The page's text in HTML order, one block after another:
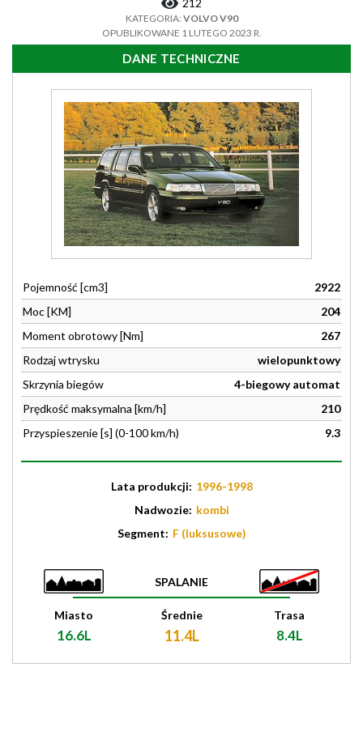
212
KATEGORIA: VOLVO V90
OPUBLIKOWANE 1 LUTEGO 2023 R.
DANE TECHNICZNE
Pojemność [cm3]
2922
Moc [KM]
204
Moment obrotowy [Nm]
267
Rodzaj wtrysku
wielopunktowy
Skrzynia biegów
4-biegowy automat
Prędkość maksymalna [km/h]
210
Przyspieszenie [s] (0-100 km/h)
9.3
Lata produkcji: 1996-1998
Nadwozie: kombi
Segment: F (luksusowe)
SPALANIE
Miasto
16.6L
Średnie
11.4L
Trasa
8.4L